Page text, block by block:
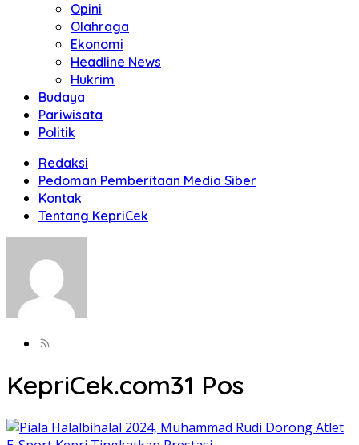
Opini
Olahraga
Ekonomi
Headline News
Hukrim
Budaya
Pariwisata
Politik
Redaksi
Pedoman Pemberitaan Media Siber
Kontak
Tentang KepriCek
KepriCek.com31 Pos